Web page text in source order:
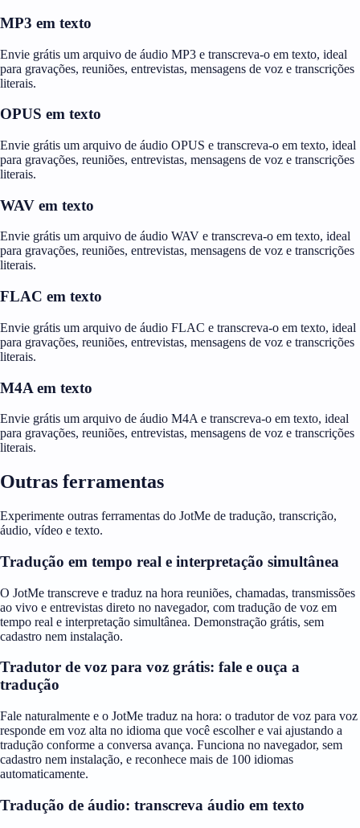
MP3 em texto
Envie grátis um arquivo de áudio MP3 e transcreva-o em texto, ideal
para gravações, reuniões, entrevistas, mensagens de voz e transcrições
literais.
OPUS em texto
Envie grátis um arquivo de áudio OPUS e transcreva-o em texto, ideal
para gravações, reuniões, entrevistas, mensagens de voz e transcrições
literais.
WAV em texto
Envie grátis um arquivo de áudio WAV e transcreva-o em texto, ideal
para gravações, reuniões, entrevistas, mensagens de voz e transcrições
literais.
FLAC em texto
Envie grátis um arquivo de áudio FLAC e transcreva-o em texto, ideal
para gravações, reuniões, entrevistas, mensagens de voz e transcrições
literais.
M4A em texto
Envie grátis um arquivo de áudio M4A e transcreva-o em texto, ideal
para gravações, reuniões, entrevistas, mensagens de voz e transcrições
literais.
Outras ferramentas
Experimente outras ferramentas do JotMe de tradução, transcrição,
áudio, vídeo e texto.
Tradução em tempo real e interpretação simultânea
O JotMe transcreve e traduz na hora reuniões, chamadas, transmissões
ao vivo e entrevistas direto no navegador, com tradução de voz em
tempo real e interpretação simultânea. Demonstração grátis, sem
cadastro nem instalação.
Tradutor de voz para voz grátis: fale e ouça a
tradução
Fale naturalmente e o JotMe traduz na hora: o tradutor de voz para voz
responde em voz alta no idioma que você escolher e vai ajustando a
tradução conforme a conversa avança. Funciona no navegador, sem
cadastro nem instalação, e reconhece mais de 100 idiomas
automaticamente.
Tradução de áudio: transcreva áudio em texto